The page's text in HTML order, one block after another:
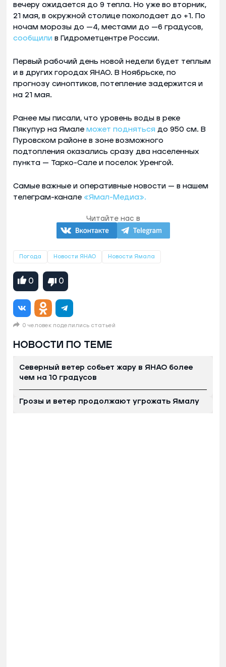
вечеру ожидается до 9 тепла. Но уже во вторник,
21 мая, в окружной столице похолодает до +1. По
ночам морозы до —4, местами до —6 градусов,
сообщили в Гидрометцентре России.
Первый рабочий день новой недели будет теплым
и в других городах ЯНАО. В Ноябрьске, по
прогнозу синоптиков, потепление задержится и
на 21 мая.
Ранее мы писали, что уровень воды в реке
Пякупур на Ямале может подняться до 950 см. В
Пуровском районе в зоне возможного
подтопления оказались сразу два населенных
пункта — Тарко-Сале и поселок Уренгой.
Самые важные и оперативные новости — в нашем
телеграм-канале «Ямал-Медиа».
Читайте нас в
Погода Новости ЯНАО Новости Ямала
0 0
0 человек поделились статьей
НОВОСТИ ПО ТЕМЕ
Северный ветер собьет жару в ЯНАО более
чем на 10 градусов
Грозы и ветер продолжают угрожать Ямалу